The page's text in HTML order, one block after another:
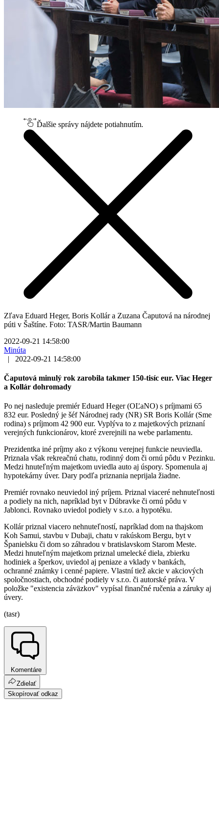
Ďalšie správy nájdete potiahnutím.
Zľava Eduard Heger, Boris Kollár a Zuzana Čaputová na národnej
púti v Šaštíne. Foto: TASR/Martin Baumann
2022-09-21 14:58:00
Minúta
|
2022-09-21 14:58:00
Čaputová minulý rok zarobila takmer 150-tisíc eur. Viac Heger
a Kollár dohromady
Po nej nasleduje premiér Eduard Heger (OĽaNO) s príjmami 65
832 eur. Posledný je šéf Národnej rady (NR) SR Boris Kollár (Sme
rodina) s príjmom 42 900 eur. Vyplýva to z majetkových priznaní
verejných funkcionárov, ktoré zverejnili na webe parlamentu.
Prezidentka iné príjmy ako z výkonu verejnej funkcie neuviedla.
Priznala však rekreačnú chatu, rodinný dom či ornú pôdu v Pezinku.
Medzi hnuteľným majetkom uviedla auto aj úspory. Spomenula aj
hypotekárny úver. Dary podľa priznania neprijala žiadne.
Premiér rovnako neuviedol iný príjem. Priznal viaceré nehnuteľnosti
a podiely na nich, napríklad byt v Dúbravke či ornú pôdu v
Jablonci. Rovnako uviedol podiely v s.r.o. a hypotéku.
Kollár priznal viacero nehnuteľností, napríklad dom na thajskom
Koh Samui, stavbu v Dubaji, chatu v rakúskom Bergu, byt v
Španielsku či dom so záhradou v bratislavskom Starom Meste.
Medzi hnuteľným majetkom priznal umelecké diela, zbierku
hodiniek a šperkov, uviedol aj peniaze a vklady v bankách,
ochranné známky i cenné papiere. Vlastní tiež akcie v akciových
spoločnostiach, obchodné podiely v s.r.o. či autorské práva. V
položke "existencia záväzkov" vypísal finančné ručenia a záruky aj
úvery.
(tasr)
Komentáre
Zdielať
Skopírovať odkaz